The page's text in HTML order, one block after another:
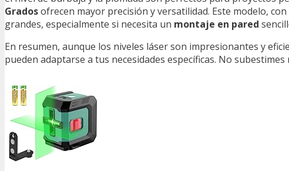
Gradosofrecen mayor precisión y versatilidad. Este modelo,
grandes, especialmente si necesita un montaje en pared
En resumen, aunque los niveles láser son impresionantes y
pueden adaptarse a tus necesidades específicas. No